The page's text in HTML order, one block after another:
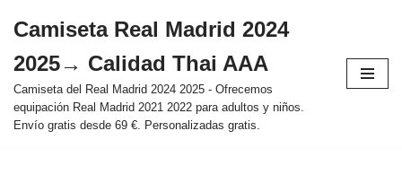
al
contenido
Camiseta Real Madrid 2024
2025→ Calidad Thai AAA
Camiseta del Real Madrid 2024 2025 - Ofrecemos
equipación Real Madrid 2021 2022 para adultos y niños.
Envío gratis desde 69 €. Personalizadas gratis.